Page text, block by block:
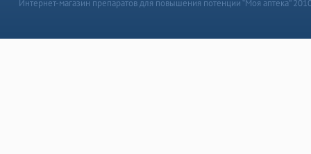
Интернет-магазин препаратов для повышения потенции “Моя аптека”